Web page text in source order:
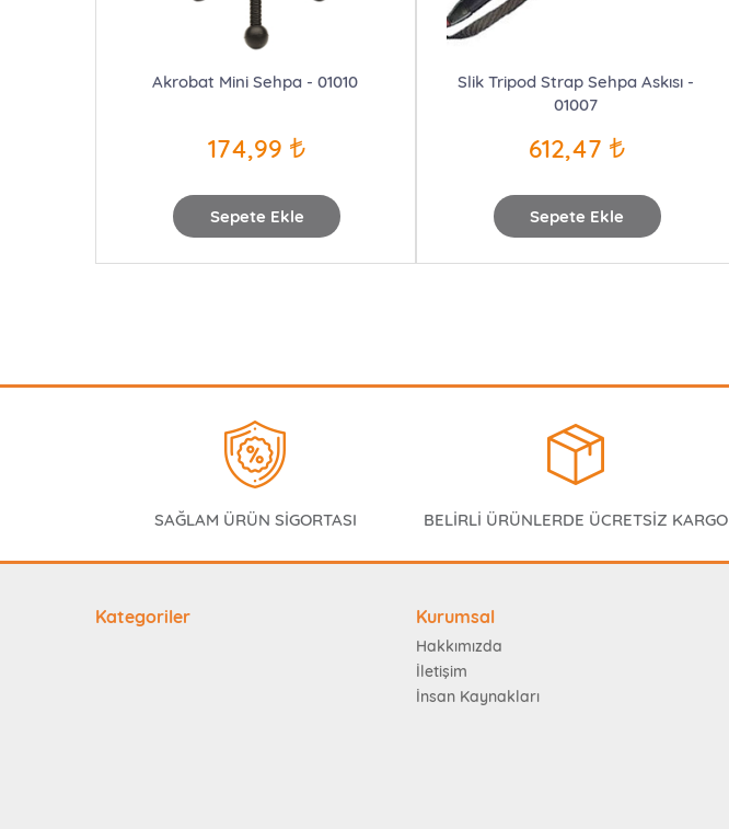
Sepete Ekle
Akrobat Mini Sehpa - 01010
174,99
Sepete Ekle
Slik Tripod Strap Sehpa Askısı -
01007
612,47
SAĞLAM ÜRÜN SİGORTASI BELİRLİ ÜRÜNLERDE ÜCRETSİZ KARGO
Kategoriler Kurumsal
Hakkımızda
İletişim
İnsan Kaynakları